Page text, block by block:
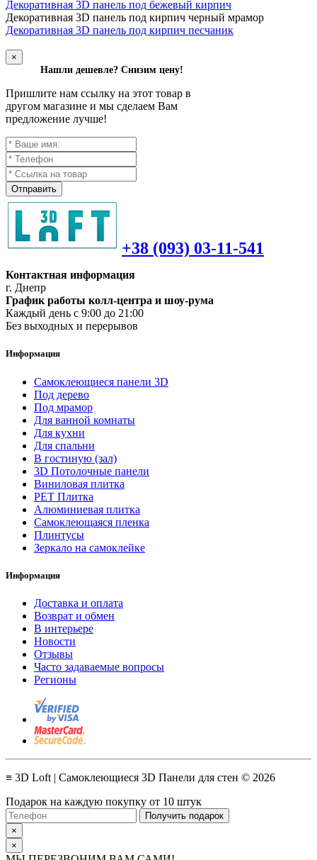
Декоративная 3D панель под бежевый кирпич
Декоративная 3D панель под кирпич черный мрамор
Декоративная 3D панель под кирпич песчаник
×
Нашли дешевле? Снизим цену!
Пришлите нам ссылку на этот товар в
другом магазине и мы сделаем Вам
предложение лучше!
Отправить
+38 (093) 03-11-541
Контактная информация
г. Днепр
График работы колл-центра и шоу-рума
Каждый день с 9:00 до 21:00
Без выходных и перерывов
Информация
Самоклеющиеся панели 3D
Под дерево
Под мрамор
Для ванной комнаты
Для кухни
Для спальни
В гостиную (зал)
3D Потолочные панели
Виниловая плитка
PET Плитка
Алюминиевая плитка
Самоклеющаяся пленка
Плинтусы
Зеркало на самоклейке
Информация
Доставка и оплата
Возврат и обмен
В интерьере
Новости
Отзывы
Часто задаваемые вопросы
Регионы
≡ 3D Loft | Самоклеющиеся 3D Панели для стен © 2026
Подарок на каждую покупку от 10 штук
Получить подарок
×
×